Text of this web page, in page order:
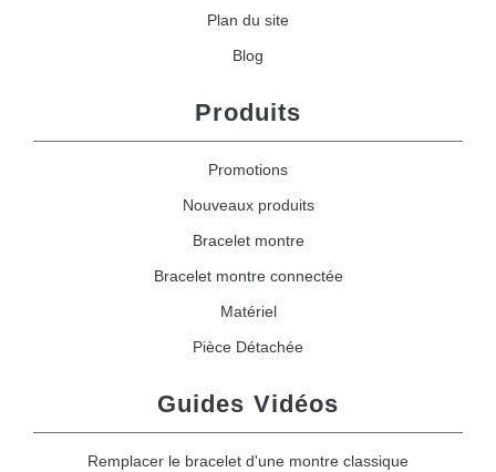
Plan du site
Blog
Produits
Promotions
Nouveaux produits
Bracelet montre
Bracelet montre connectée
Matériel
Pièce Détachée
Guides Vidéos
Remplacer le bracelet d'une montre classique